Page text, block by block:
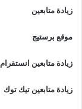
زيادة متابعين
موقع برستيج
زيادة متابعين انستقرام
زيادة متابعين تيك توك